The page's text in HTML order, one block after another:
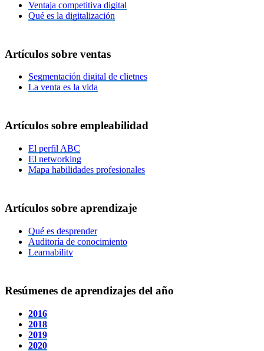
Ventaja competitiva digital
Qué es la digitalización
Artículos sobre ventas
Segmentación digital de clietnes
La venta es la vida
Artículos sobre empleabilidad
El perfil ABC
El networking
Mapa habilidades profesionales
Artículos sobre aprendizaje
Qué es desprender
Auditoría de conocimiento
Learnability
Resúmenes de aprendizajes del año
2016
2018
2019
2020